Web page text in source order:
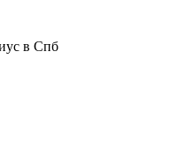
в Спб